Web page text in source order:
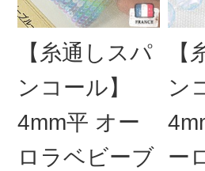
【糸通しスパ
ンコール】
4mm平 オー
ロラベビーブ
【
ン
ー